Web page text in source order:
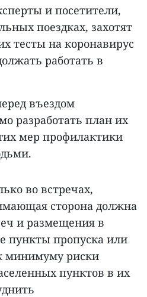
и посетители,
поездках, захотят
тесты на коронавирус
работать в
въездом
разработать план их
мер профилактики
во встречах,
сторона должна
и размещения в
пункты пропуска или
минимуму риски
пунктов в их